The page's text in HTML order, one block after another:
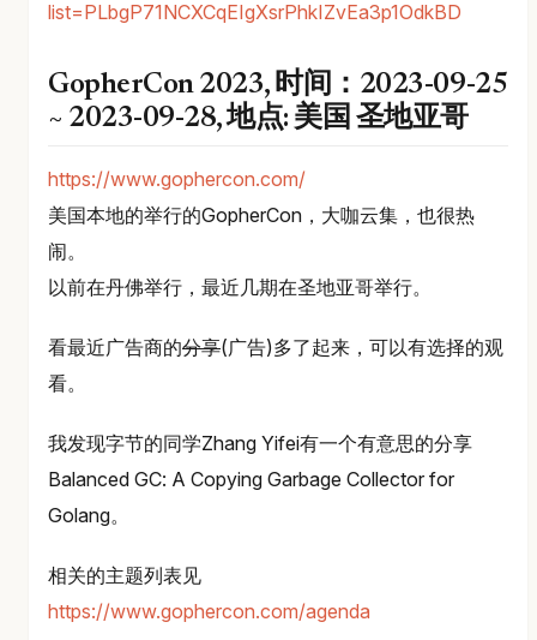
list=PLbgP71NCXCqEIgXsrPhkIZvEa3p1OdkBD
GopherCon 2023, 时间：2023-09-25
~ 2023-09-28, 地点: 美国 圣地亚哥
https://www.gophercon.com/
美国本地的举行的GopherCon，大咖云集，也很热
闹。
以前在丹佛举行，最近几期在圣地亚哥举行。
看最近广告商的分享(广告)多了起来，可以有选择的观
看。
我发现字节的同学Zhang Yifei有一个有意思的分享
Balanced GC: A Copying Garbage Collector for
Golang。
相关的主题列表见
https://www.gophercon.com/agenda